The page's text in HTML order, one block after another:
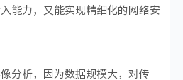
能力，又能实现精细化的网络安
分析，因为数据规模大，对传